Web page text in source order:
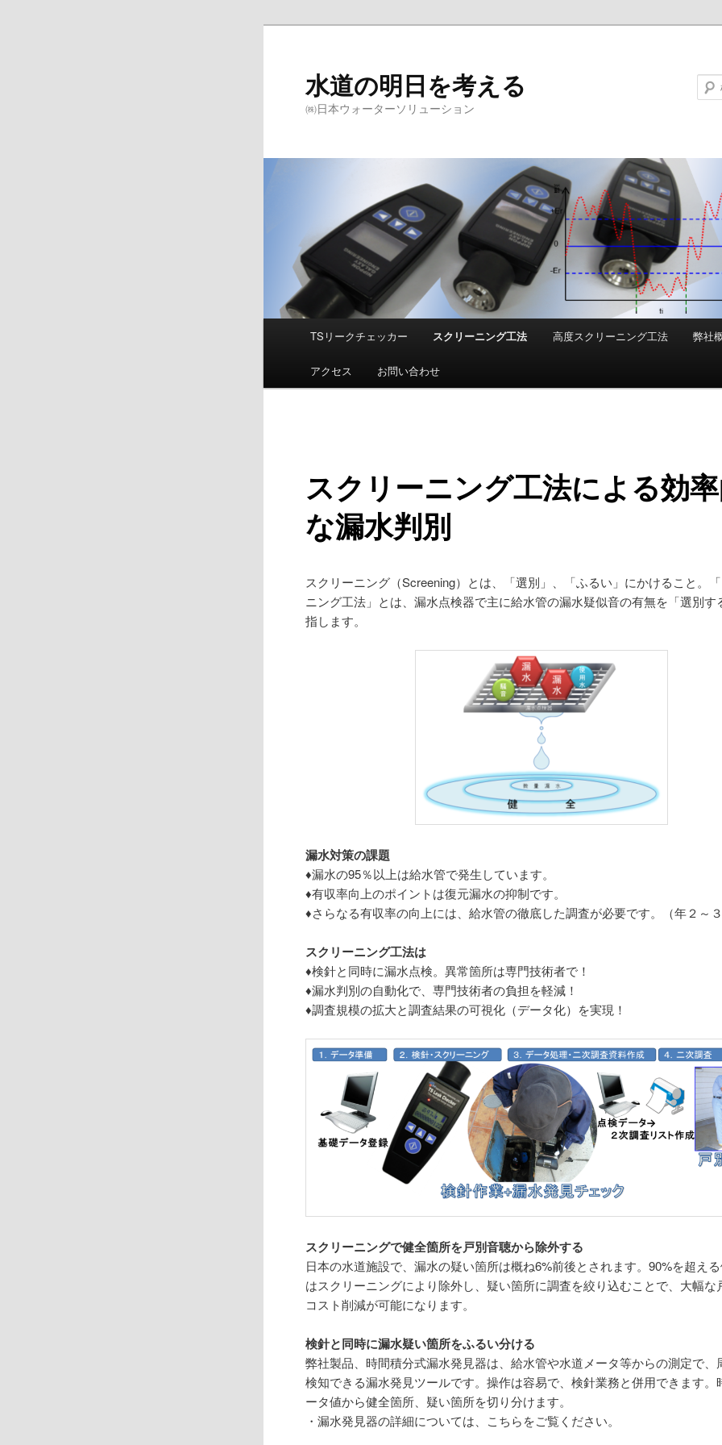
水道の明日を考える
㈱日本ウォーターソリューション
メ
TSリークチェッカー スクリーニング工法 高度スクリーニング工法 弊社
アクセス お問い合わせ
スクリーニング工法による効
な漏水判別
スクリーニング（Screening）とは、「選別」、「ふるい」にかけること。
ニング工法」とは、漏水点検器で主に給水管の漏水疑似音の有無を「選別す
指します。
漏水対策の課題
♦漏水の95％以上は給水管で発生しています。
♦有収率向上のポイントは復元漏水の抑制です。
♦さらなる有収率の向上には、給水管の徹底した調査が必要です。（年２～
スクリーニング工法は
♦検針と同時に漏水点検。異常箇所は専門技術者で！
♦漏水判別の自動化で、専門技術者の負担を軽減！
♦調査規模の拡大と調査結果の可視化（データ化）を実現！
スクリーニングで健全箇所を戸別音聴から除外する
日本の水道施設で、漏水の疑い箇所は概ね6%前後とされます。90%を超え
はスクリーニングにより除外し、疑い箇所に調査を絞り込むことで、大幅な
コスト削減が可能になります。
検針と同時に漏水疑い箇所をふるい分ける
弊社製品、時間積分式漏水発見器は、給水管や水道メータ等からの測定で、
検知できる漏水発見ツールです。操作は容易で、検針業務と併用できます。
ータ値から健全箇所、疑い箇所を切り分けます。
・漏水発見器の詳細については、こちらをご覧ください。